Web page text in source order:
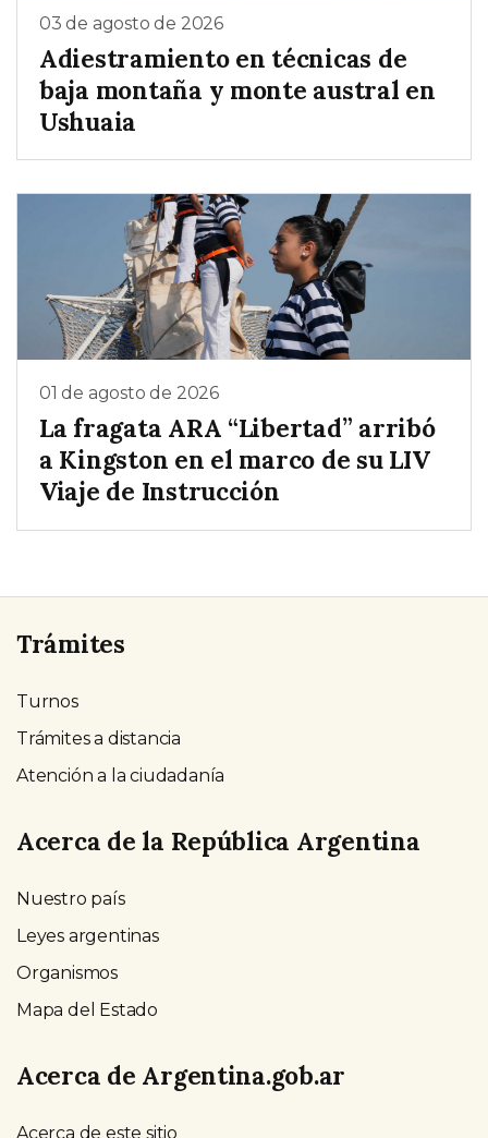
03 de agosto de 2026
Adiestramiento en técnicas de
baja montaña y monte austral en
Ushuaia
01 de agosto de 2026
La fragata ARA “Libertad” arribó
a Kingston en el marco de su LIV
Viaje de Instrucción
Trámites
Turnos
Trámites a distancia
Atención a la ciudadanía
Acerca de la República Argentina
Nuestro país
Leyes argentinas
Organismos
Mapa del Estado
Acerca de Argentina.gob.ar
Acerca de este sitio